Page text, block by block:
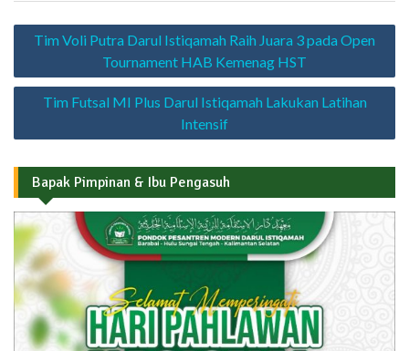
Navigasi
Tim Voli Putra Darul Istiqamah Raih Juara 3 pada Open
Tournament HAB Kemenag HST
Tim Futsal MI Plus Darul Istiqamah Lakukan Latihan
Intensif
Bapak Pimpinan & Ibu Pengasuh